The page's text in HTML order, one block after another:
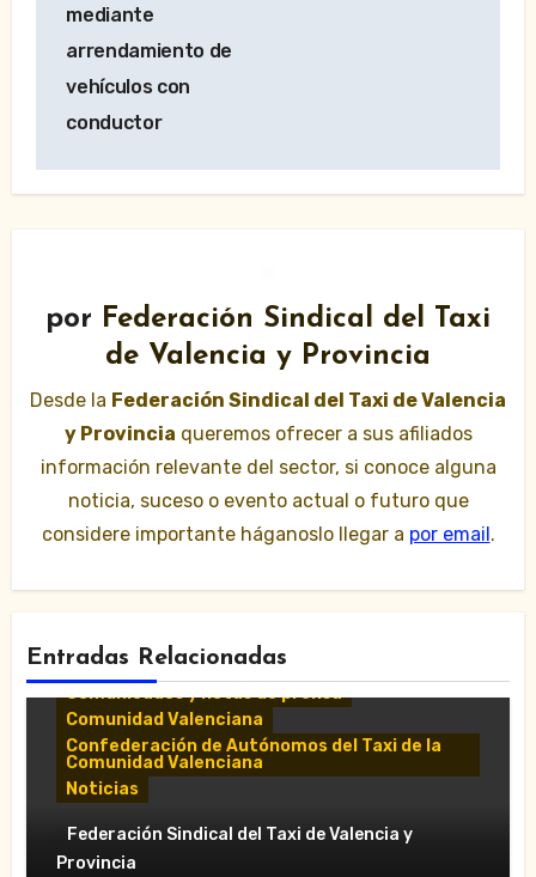
mediante
arrendamiento de
vehículos con
conductor
por Federación Sindical del Taxi
de Valencia y Provincia
Desde la Federación Sindical del Taxi de Valencia
y Provincia queremos ofrecer a sus afiliados
información relevante del sector, si conoce alguna
noticia, suceso o evento actual o futuro que
considere importante háganoslo llegar a por email.
Entradas Relacionadas
Comunicados y notas de prensa
Comunidad Valenciana
Confederación de Autónomos del Taxi de la
Comunidad Valenciana
Noticias
«El taxi de Alicante muestra su
desánimo tras una reunión “infructuosa”
Federación Sindical del Taxi de Valencia y
Provincia